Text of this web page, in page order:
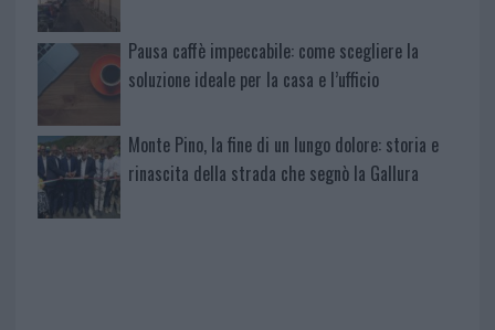
Pausa caffè impeccabile: come scegliere la
soluzione ideale per la casa e l’ufficio
Monte Pino, la fine di un lungo dolore: storia e
rinascita della strada che segnò la Gallura